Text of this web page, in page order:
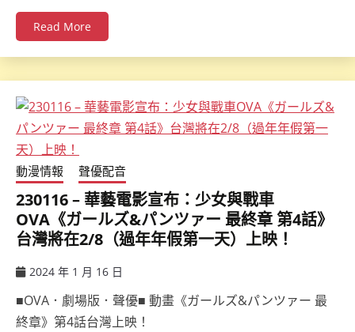
Read More
動漫情報 聲優配音
230116 – 華藝電影宣布：少女與戰車
OVA《ガールズ&パンツァー 最終章 第4話》
台灣將在2/8（過年年假第一天）上映！
2024 年 1 月 16 日
■OVA．劇場版．聲優■ 動畫《ガールズ&パンツァー 最
終章》第4話台灣上映！